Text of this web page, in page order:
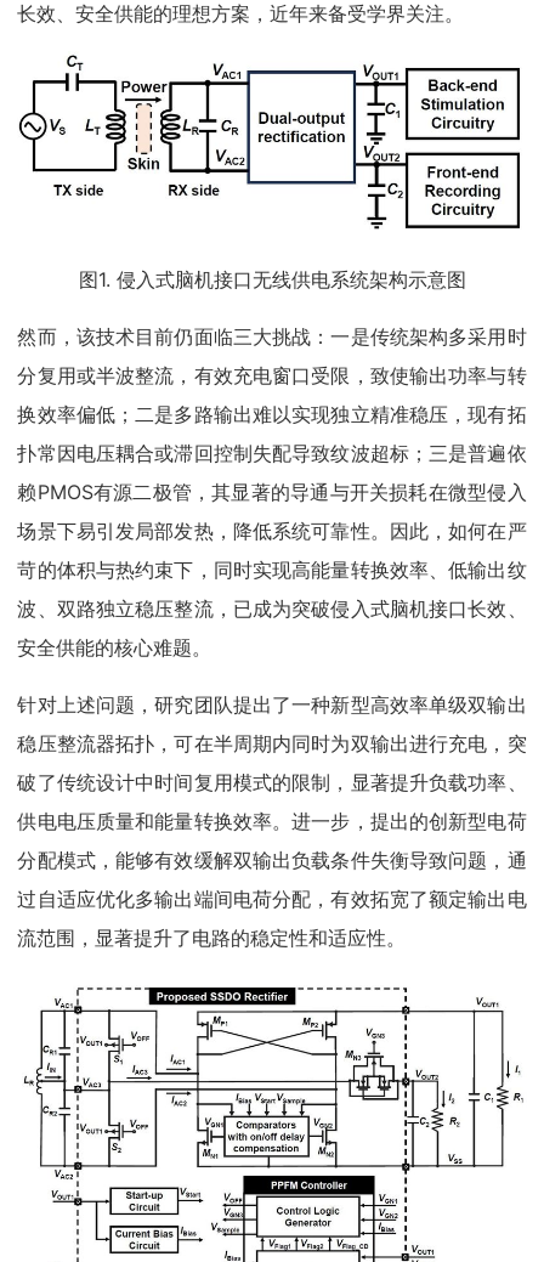
长效、安全供能的理想方案，近年来备受学界关注。
图1. 侵入式脑机接口无线供电系统架构示意图
然而，该技术目前仍面临三大挑战：一是传统架构多采用时
分复用或半波整流，有效充电窗口受限，致使输出功率与转
换效率偏低；二是多路输出难以实现独立精准稳压，现有拓
扑常因电压耦合或滞回控制失配导致纹波超标；三是普遍依
赖PMOS有源二极管，其显著的导通与开关损耗在微型侵入
场景下易引发局部发热，降低系统可靠性。因此，如何在严
苛的体积与热约束下，同时实现高能量转换效率、低输出纹
波、双路独立稳压整流，已成为突破侵入式脑机接口长效、
安全供能的核心难题。
针对上述问题，研究团队提出了一种新型高效率单级双输出
稳压整流器拓扑，可在半周期内同时为双输出进行充电，突
破了传统设计中时间复用模式的限制，显著提升负载功率、
供电电压质量和能量转换效率。进一步，提出的创新型电荷
分配模式，能够有效缓解双输出负载条件失衡导致问题，通
过自适应优化多输出端间电荷分配，有效拓宽了额定输出电
流范围，显著提升了电路的稳定性和适应性。